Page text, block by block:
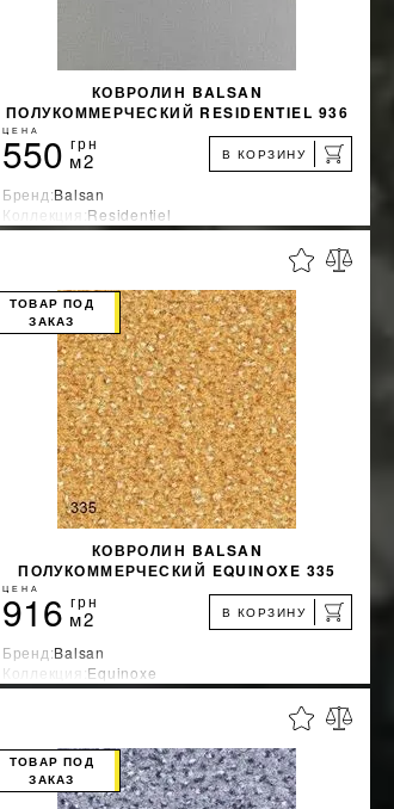
КОВРОЛИН BALSAN
ПОЛУКОММЕРЧЕСКИЙ RESIDENTIEL 936
СЕРЫЙ
ЦЕНА
550 грн
м2 В КОРЗИНУ
Бренд:Balsan
Коллекция:Residentiel
Страна-производитель:Франция
УЗНАТЬ СВОЮ СКИДКУ %
КУПИТЬ
КОВРОЛИН BALSAN
ПОЛУКОММЕРЧЕСКИЙ EQUINOXE 335
ТОВАР ПОД
ЗАКАЗ
ЦЕНА
916 грн
м2 В КОРЗИНУ
Бренд:Balsan
Коллекция:Equinoxe
Страна-производитель:Франция
УЗНАТЬ СВОЮ СКИДКУ %
КУПИТЬ
ТОВАР ПОД
ЗАКАЗ